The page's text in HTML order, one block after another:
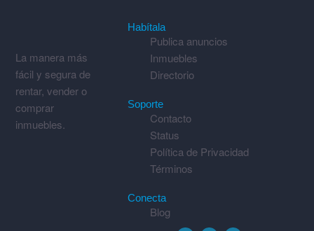
La manera más
fácil y segura de
rentar, vender o
comprar
inmuebles.
Habítala
Publica anuncios
Inmuebles
Directorio
Soporte
Contacto
Status
Política de Privacidad
Términos
Conecta
Blog